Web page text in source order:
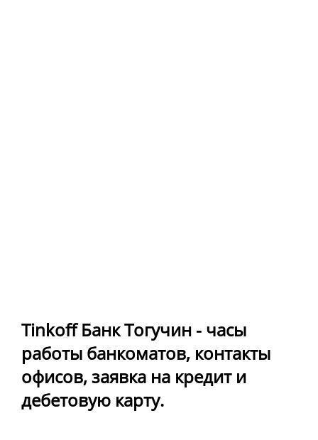
Tinkoff Банк Тогучин - часы
работы банкоматов, контакты
офисов, заявка на кредит и
дебетовую карту.